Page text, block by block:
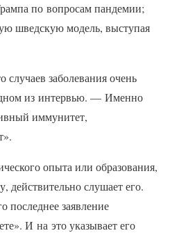
по вопросам пандемии;
шведскую модель, выступая
случаев заболевания очень
из интервью. — Именно
иммунитет,
опыта или образования,
действительно слушает его.
последнее заявление
И на это указывает его